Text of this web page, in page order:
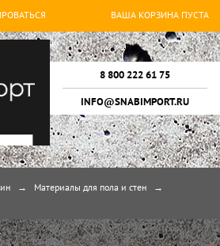
ВАША КОРЗИНА ПУСТА
8 800 222 61 75
INFO@SNABIMPORT.RU
→ Материалы для пола и стен
→